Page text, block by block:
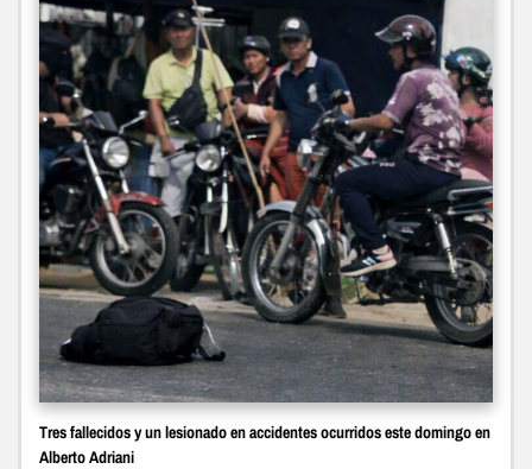
Tres fallecidos y un lesionado en accidentes ocurridos este domingo en
Alberto Adriani